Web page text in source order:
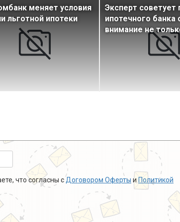
меняет условия
льготной ипотеки
Эксперт советует
ипотечного банка
внимание не
что согласны с Договором Оферты и Политикой